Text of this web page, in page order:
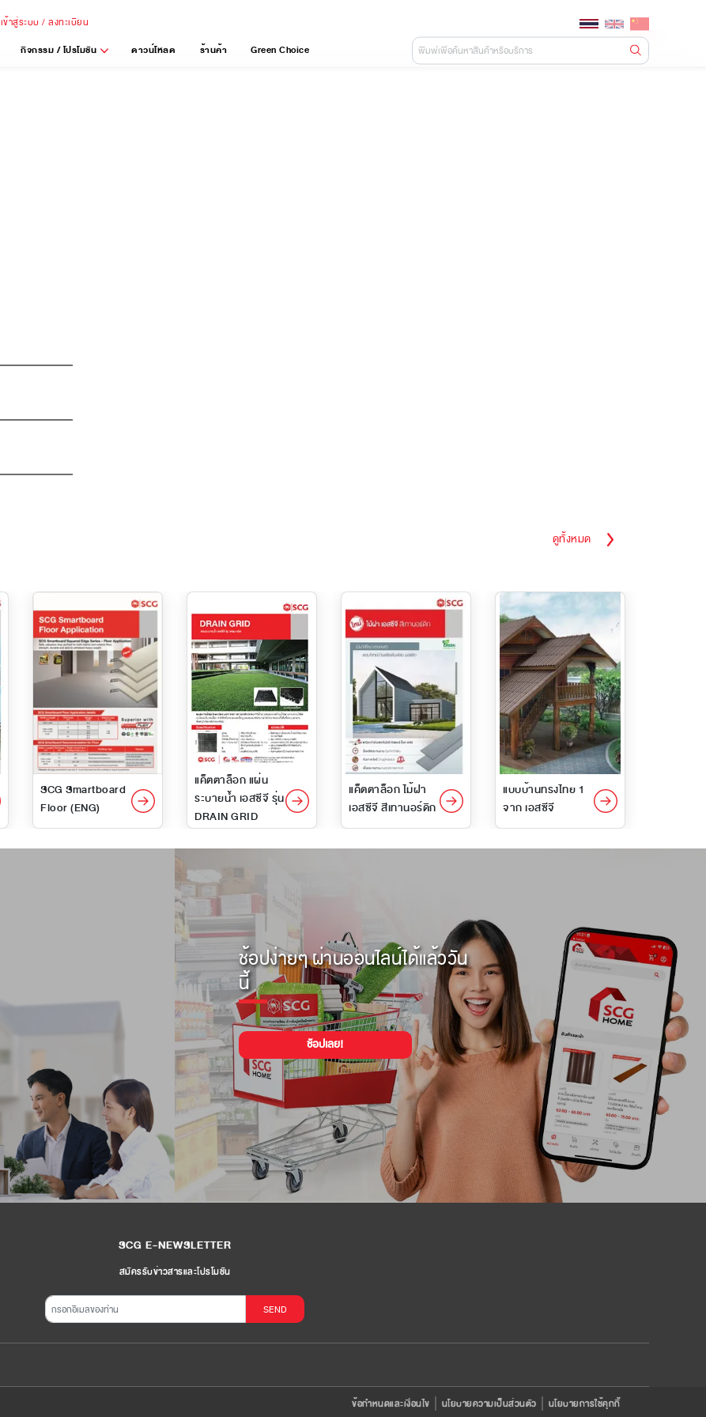
เข้าสู่ระบบ / ลงทะเบียน
กิจกรรม / โปรโมชัน ดาวน์โหลด ร้านค้า Green Choice
ดูทั้งหมด
SCG Smartboard
Floor (ENG)
แค็ตตาล็อก แผ่น
ระบายน้ำ เอสซีจี รุ่น
DRAIN GRID
แค็ตตาล็อก ไม้ฝา
เอสซีจี สีเทานอร์ดิก
แบบบ้านทรงไทย 1
จาก เอสซีจี
ช้อปง่ายๆ ผ่านออนไลน์ได้แล้ววัน
นี้
ช้อปเลย!
SCG E-NEWSLETTER
สมัครรับข่าวสารและโปรโมชัน
SEND
ข้อกำหนดและเงื่อนไข นโยบายความเป็นส่วนตัว นโยบายการใช้คุกกี้